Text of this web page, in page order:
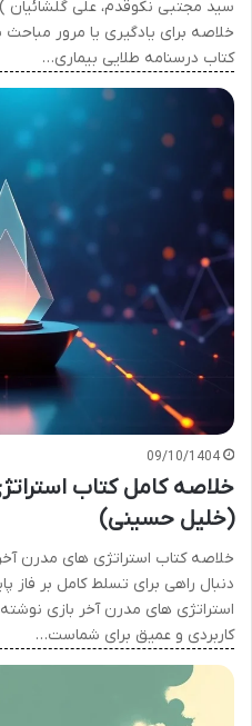
سید مجتبی نکوقدم، علی
خلاصه برای یادگیری یا مرور
کتاب درسنامه طلایی بیماری…
09/10/1404
خلاصه کامل کتاب
(خلیل حسینی)
خلاصه کتاب استراتژی های مدرن
دنبال راهی برای تسلط کامل بر
استراتژی های مدرن آخر بازی
کاربردی و عمیق برای شماست…